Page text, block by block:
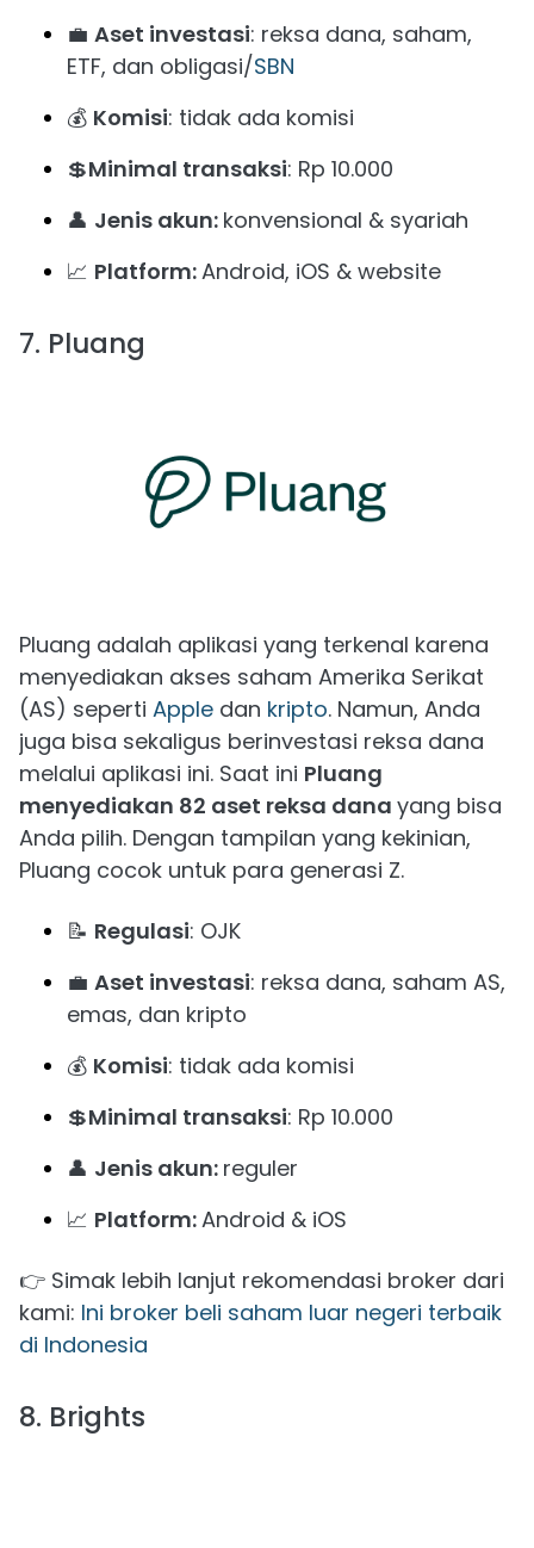
💼 Aset investasi: reksa dana, saham,
ETF, dan obligasi/SBN
💰 Komisi: tidak ada komisi
💲Minimal transaksi: Rp 10.000
👤 Jenis akun: konvensional & syariah
📈 Platform:Android, iOS & website
7. Pluang
Pluang adalah aplikasi yang terkenal karena
menyediakan akses saham Amerika Serikat
(AS) seperti Apple dan kripto. Namun, Anda
juga bisa sekaligus berinvestasi reksa dana
melalui aplikasi ini. Saat ini Pluang
menyediakan 82 aset reksa dana yang bisa
Anda pilih. Dengan tampilan yang kekinian,
Pluang cocok untuk para generasi Z.
📝 Regulasi: OJK
💼 Aset investasi: reksa dana, saham AS,
emas, dan kripto
💰 Komisi: tidak ada komisi
💲Minimal transaksi: Rp 10.000
👤 Jenis akun: reguler
📈 Platform:Android & iOS
👉 Simak lebih lanjut rekomendasi broker dari
kami: Ini broker beli saham luar negeri terbaik
di Indonesia
8. Brights